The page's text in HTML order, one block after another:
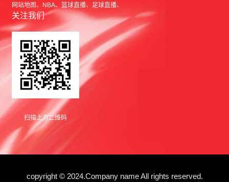
网站地图 NBA 篮球直播 足球直播
关注我们
扫描上方二维码
copyright © 2024.Company name All rights reserved.